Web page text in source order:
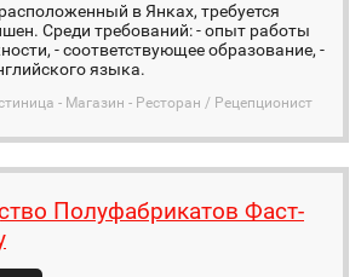
в Янках, требуется
Среди требований: - опыт работы
- соответствующее образование, -
языка.
- Магазин - Ресторан / Рецепционист
Полуфабрикатов Фаст-